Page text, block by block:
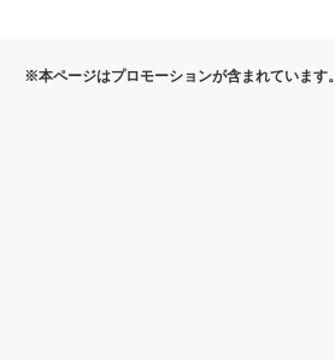
※本ページはプロモーションが含まれています。